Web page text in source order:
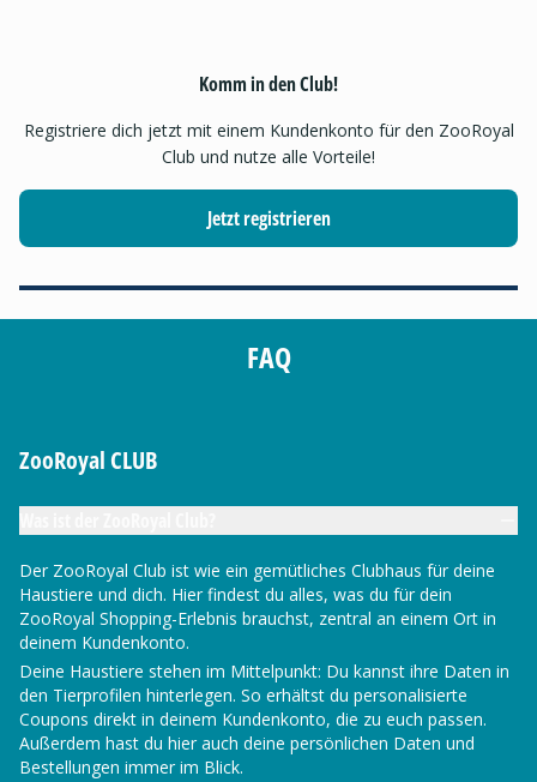
Komm in den Club!
Registriere dich jetzt mit einem Kundenkonto für den ZooRoyal
Club und nutze alle Vorteile!
Jetzt registrieren
FAQ
ZooRoyal CLUB
Der ZooRoyal Club ist wie ein gemütliches Clubhaus für deine
Haustiere und dich. Hier findest du alles, was du für dein
ZooRoyal Shopping-Erlebnis brauchst, zentral an einem Ort in
deinem Kundenkonto.
Deine Haustiere stehen im Mittelpunkt: Du kannst ihre Daten in
den Tierprofilen hinterlegen. So erhältst du personalisierte
Coupons direkt in deinem Kundenkonto, die zu euch passen.
Außerdem hast du hier auch deine persönlichen Daten und
Bestellungen immer im Blick.